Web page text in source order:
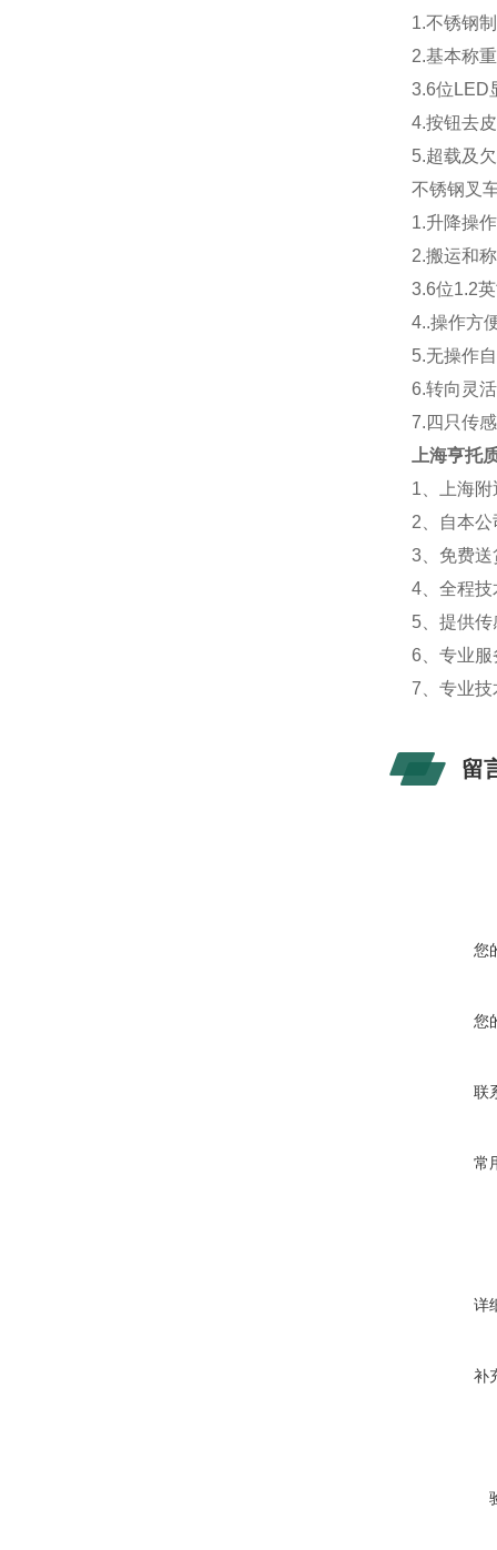
1.不锈钢
2.基本称
3.6位LED
4.按钮去
5.超载及
不锈钢叉
1.升降操
2.搬运和
3.6位1.2
4..操作方
5.无操作
6.转向灵
7.四只传
上海亨托
1、上海
2、自本
3、免费
4、全程
5、提供
6、专业
7、专业技
留
您
您
联
常
详
补